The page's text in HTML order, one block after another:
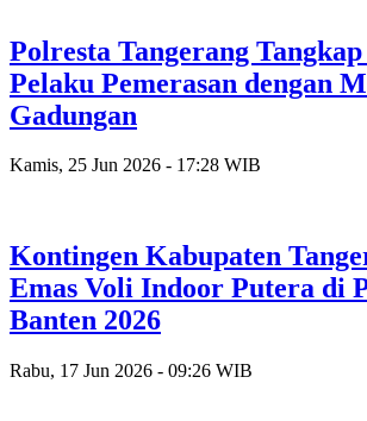
Polresta Tangerang
Pelaku Pemerasan dengan
Gadungan
Kamis, 25 Jun 2026 - 17:28 WIB
Kontingen Kabupaten
Emas Voli Indoor Putera di
Banten 2026
Rabu, 17 Jun 2026 - 09:26 WIB